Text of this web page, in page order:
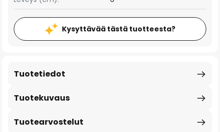
Kysyttävää tästä tuotteesta?
Tuotekuvaus
Tuotetiedot
Tuotearvostelut